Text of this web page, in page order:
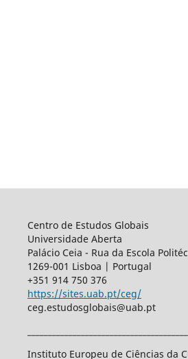
Centro de Estudos Globais
Universidade Aberta
Palácio Ceia - Rua da Escola
1269-001 Lisboa | Portugal
+351 914 750 376
https://sites.uab.pt/ceg/
ceg.estudosglobais@uab.pt
Instituto Europeu de Ciências da